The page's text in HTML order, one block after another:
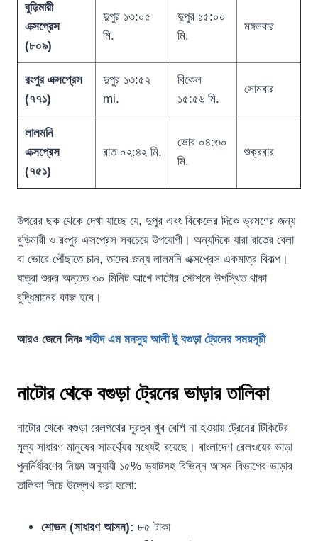
বুড়িমারী
এক্সপ্রেস
(৮০৯)
দুপুর ১৩:০৫
মি.
দুপুর ১৫:০০
মি.
মঙ্গলবার
রংপুর এক্সপ্রেস
(৭৭১)
দুপুর ১৩:৫২
mi.
বিকেল
১৫:৫৬ মি.
সোমবার
লালমনি
এক্সপ্রেস
(৭৫১)
রাত ০২:৪২ মি.
ভোর ০৪:৩০
মি.
শুক্রবার
উপরের ছক থেকে দেখা যাচ্ছে যে, দুপুর এবং বিকেলের দিকে ভ্রমণের জন্য
বুড়িমারী ও রংপুর এক্সপ্রেস সবচেয়ে উপযোগী। অন্যদিকে যারা রাতের বেলা
বা ভোরে পৌঁছাতে চান, তাদের জন্য লালমনি এক্সপ্রেস একমাত্র বিকল্প।
যাত্রা শুরুর অন্তত ৩০ মিনিট আগে নাটোর স্টেশনে উপস্থিত থাকা
বুদ্ধিমানের কাজ হবে।
আরও জেনে নিনঃ শহীদ এম মনসুর আলী টু বগুড়া ট্রেনের সময়সূচী
নাটোর থেকে বগুড়া ট্রেনের ভাড়ার তালিকা
নাটোর থেকে বগুড়া রেলপথের দূরত্ব খুব বেশি না হওয়ায় ট্রেনের টিকিটের
মূল্য সাধারণ মানুষের সামর্থ্যের মধ্যেই রয়েছে। বাংলাদেশ রেলওয়ের ভাড়া
পুনর্নির্ধারণের নিয়ম অনুযায়ী ১৫% ভ্যাটসহ বিভিন্ন আসন বিভাগের ভাড়ার
তালিকা নিচে উল্লেখ করা হলো:
শোভন (সাধারণ আসন): ৮৫ টাকা